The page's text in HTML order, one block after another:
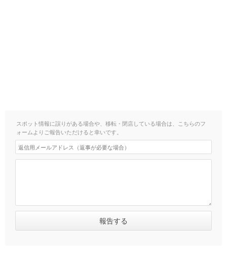
スポット情報に誤りがある場合や、移転・閉店している場合は、こちらのフ
ォームよりご報告いただけると幸いです。